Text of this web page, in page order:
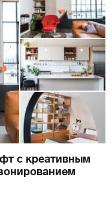
с креативным